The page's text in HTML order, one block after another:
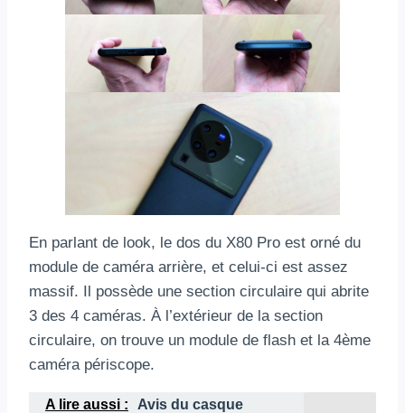
En parlant de look, le dos du X80 Pro est orné du
module de caméra arrière, et celui-ci est assez
massif. Il possède une section circulaire qui abrite
3 des 4 caméras. À l’extérieur de la section
circulaire, on trouve un module de flash et la 4ème
caméra périscope.
A lire aussi :
Avis du casque